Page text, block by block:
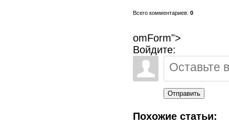
Всего комментариев: 0
omForm">
Войдите:
Отправить
Похожие статьи: